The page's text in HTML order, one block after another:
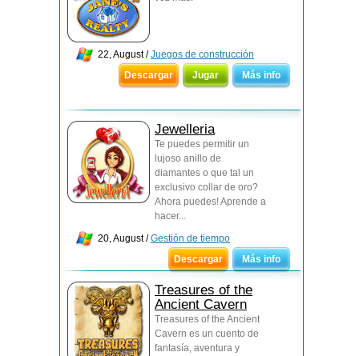
22, August /Juegos de construcción
Descargar
Jugar Más info
Jewelleria
Te puedes permitir un
lujoso anillo de
diamantes o que tal un
exclusivo collar de oro?
Ahora puedes! Aprende a
hacer...
20, August /Gestión de tiempo
Descargar
Más info
Treasures of the
Ancient Cavern
Treasures of the Ancient
Cavern es un cuento de
fantasía, aventura y